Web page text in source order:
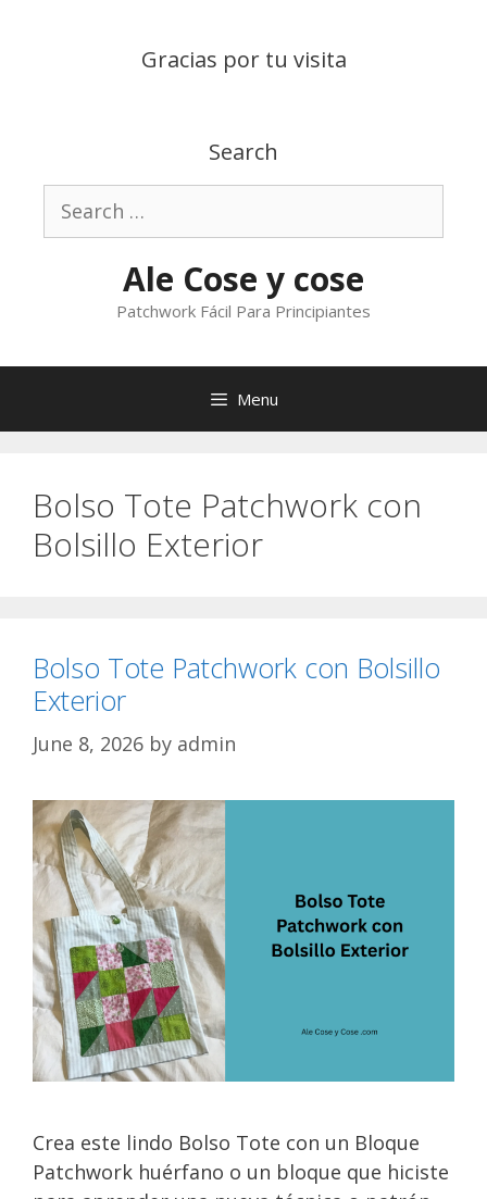
Gracias por tu visita
Search
Search
for:
Ale Cose y cose
Patchwork Fácil Para Principiantes
Menu
Bolso Tote Patchwork con
Bolsillo Exterior
Bolso Tote Patchwork con Bolsillo
Exterior
June 8, 2026 by admin
Crea este lindo Bolso Tote con un Bloque
Patchwork huérfano o un bloque que hiciste